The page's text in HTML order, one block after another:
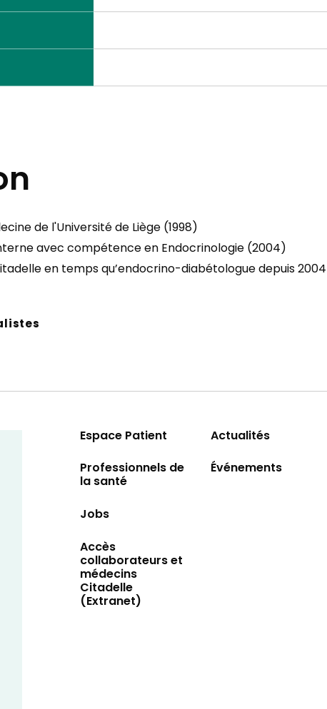
de l'Université de Liège (1998)
avec compétence en Endocrinologie (2004)
en temps qu’endocrino-diabétologue depuis 2004
Espace Patient
Professionnels de
la santé
Jobs
Accès
collaborateurs et
médecins
Citadelle
(Extranet)
Actualités
Événements